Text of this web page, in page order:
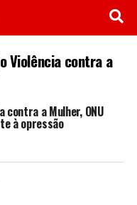
Violência contra a
contra a Mulher, ONU
à opressão